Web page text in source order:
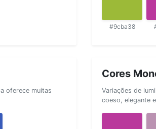
#9cba38
oferece muitas
Cores
Variações de
coeso, elegante